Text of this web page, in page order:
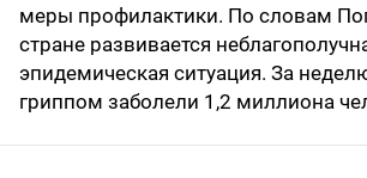
меры профилактики. По словам
стране развивается
эпидемическая ситуация. За
гриппом заболели 1,2 миллиона